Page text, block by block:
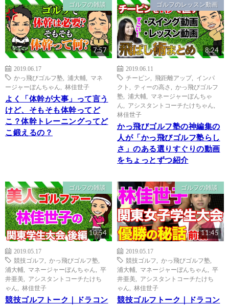
ゴルフの雑談
7:57
2019.06.17
かっ飛びゴルフ塾
浦大輔
マネ
ージャーぼんちゃん
林佳世子
よく「体幹が大事」って言う
けど、そもそも体幹ってど
こ？体幹トレーニングってど
こ鍛えるの？
ゴルフのレッスン動画
8:24
2019.06.11
チーピン
飛距離アップ, インパ
クト
ティーの高さ
かっ飛びゴルフ
塾
浦大輔
マネージャーぼんちゃ
ん
アシスタントコーチたけちゃん
林佳世子
かっ飛びゴルフ塾の神編集の
人が「かっ飛びゴルフ塾らし
さ」のある選りすぐりの動画
をちょっとずつ紹介
ゴルフの雑談
10:54
2019.05.17
競技ゴルフ
かっ飛びゴルフ塾
浦大輔
マネージャーぼんちゃん
平
井亜美
アシスタントコーチたけち
ゃん
林佳世子
競技ゴルフトーク｜ドラコン
ゴルフの雑談
11:45
2019.05.17
競技ゴルフ
かっ飛びゴルフ塾
浦大輔
マネージャーぼんちゃん
平
井亜美
アシスタントコーチたけち
ゃん
林佳世子
競技ゴルフトーク｜ドラコン